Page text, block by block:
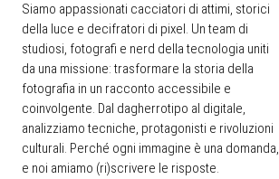
Siamo appassionati cacciatori di attimi, storici
della luce e decifratori di pixel. Un team di
studiosi, fotografi e nerd della tecnologia uniti
da una missione: trasformare la storia della
fotografia in un racconto accessibile e
coinvolgente. Dal dagherrotipo al digitale,
analizziamo tecniche, protagonisti e rivoluzioni
culturali. Perché ogni immagine è una domanda,
e noi amiamo (ri)scrivere le risposte.